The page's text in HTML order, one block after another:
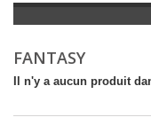
LOISIRS, VIE PRATIQUE
SCOLAIRE ET
FANTASY
Il n'y a aucun produit